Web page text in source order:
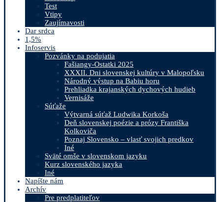
Test
Vtipy
Zaujímavosti
Dar srdca
1,5%
Infoservis
Pozvánky na podujatia
Fašiangy-Ostatki 2025
XXXII. Dni slovenskej kultúry v Malopoľsku
Národný výstup na Babiu horu
Prehliadka krajanských dychových hudieb
Vernisáže
Súťaže
Výtvarná súťaž Ludwika Korkoša
Deň slovenskej poézie a prózy Františka
Kolkoviča
Poznaj Slovensko – vlasť svojich predkov
Iné
Sväté omše v slovenskom jazyku
Kurz slovenského jazyka
Iné
Napíšte nám
Archív
Pre predplatiteľov